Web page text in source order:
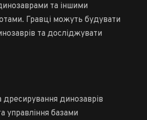
та іншими
Гравці можуть будувати
та досліджувати
динозаврів
управління базами